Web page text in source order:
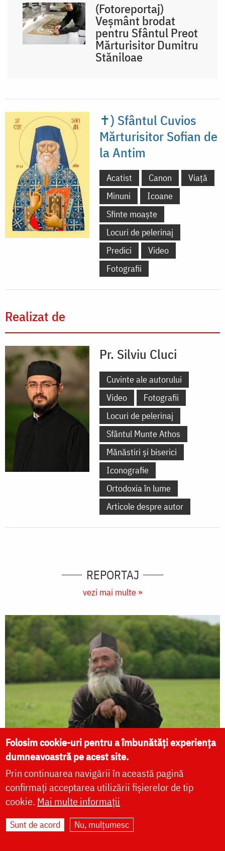
(Fotoreportaj)
Veșmânt brodat
pentru Sfântul Preot
Mărturisitor Dumitru
Stăniloae
✝) Sfântul Cuvios
Mărturisitor Sofian de
la Antim
Acatist Canon
Viață
Minuni
Icoane
Sfinte moaște
Locuri de pelerinaj
Predici
Video
Fotografii
Realizat de
Pr. Silviu Cluci
Cuvinte ale autorului
Video
Fotografii
Locuri de pelerinaj
Sfântul Munte Athos
Mănăstiri și biserici
Iconografie
Ortodoxia în lume
Articole despre autor
REPORTAJ
vezi mai multe »
Vichentie, monahul care a dormit în sicriu
ca să nu se mai teamă de moarte
Comoara Părintelui Teofil
Folosim cookie-uri pentru a îmbunătăți experiența
dumneavoastră pe acest site.
Prin continuarea navigării în această pagină
confirmați acceptarea utilizării fișierelor de tip
cookie. Mai multe informații
Sunt de acord Nu, mulțumesc